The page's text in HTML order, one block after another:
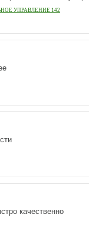
УПРАВЛЕНИЕ 142
качественно